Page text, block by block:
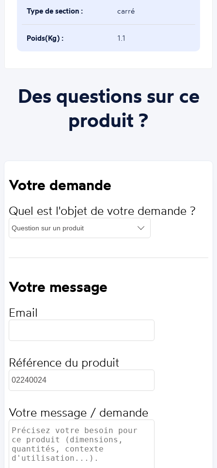
Type de section : carré
Poids(Kg) : 1.1
Des questions sur ce
produit ?
Votre demande
Quel est l'objet de votre demande ?
Votre message
Email
Référence du produit
Votre message / demande